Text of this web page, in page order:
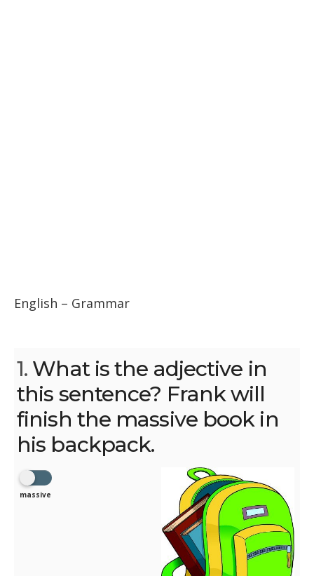
English – Grammar
1. What is the adjective in
this sentence? Frank will
finish the massive book in
his backpack.
massive